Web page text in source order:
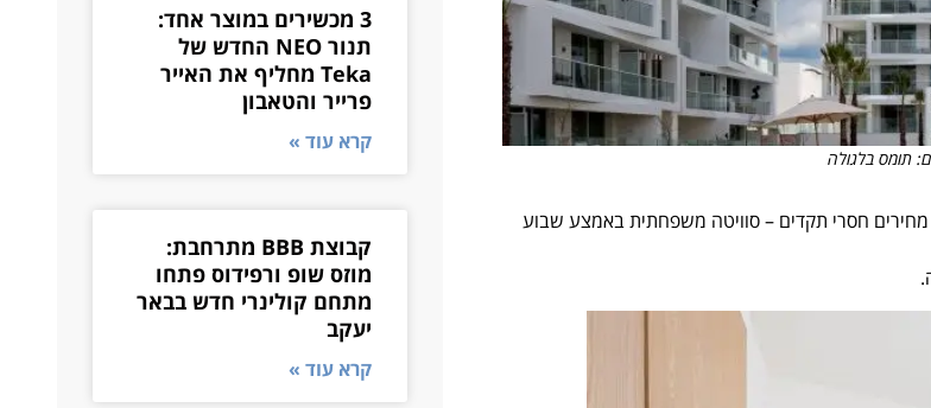
הגובר למקום בטוח, מתחם הסוויטות "42 אילת" מציע מחירים חסרי תקדים – סוויטה משפחתית באמצע שבוע
3 מכשירים במוצר אחד:
תנור NEO החדש של
Teka מחליף את האייר
פרייר והטאבון
קרא עוד »
קבוצת BBB מתרחבת:
מוזס שופ ורפידוס פתחו
מתחם קולינרי חדש בבאר
יעקב
קרא עוד »